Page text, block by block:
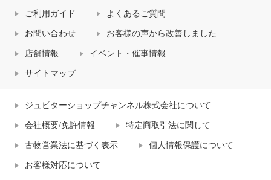
ご利用ガイド よくあるご質問
お問い合わせ お客様の声から改善しました
店舗情報 イベント・催事情報
サイトマップ
ジュピターショップチャンネル株式会社について
会社概要/免許情報 特定商取引法に関して
古物営業法に基づく表示 個人情報保護について
お客様対応について